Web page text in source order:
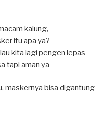
kalung,
itu apa ya?
kita lagi pengen lepas
tapi aman ya
maskernya bisa digantung